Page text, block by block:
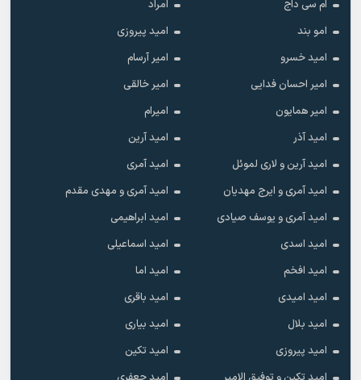
ام سی داج
امراد
امو بند
امید پیروزی
امید خسرو
امیر آرسام
امیر احسان فدایی
امیر خالقى
امیر همایون
امیرام
امید آذر
امید آرین
امید آرین و لاری لموئل
امید آمری
امید آمری و ایرج مهدیان
امید آمری و مهدی مقدم
امید آمری و یوسف صیادی
امید ابراهیمی
امید اسدی
امید اسماعیلی
امید افخم
امید اما
امید امیدی
امید باقری
امید بلال
امید بیاری
امید پیروزی
امید تکین